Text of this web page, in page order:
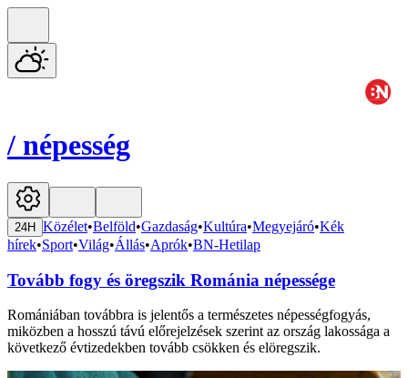
/ népesség
24H Közélet•Belföld•Gazdaság•Kultúra•Megyejáró•Kék
hírek•Sport•Világ•Állás•Aprók•BN-Hetilap
Tovább fogy és öregszik Románia népessége
Romániában továbbra is jelentős a természetes népességfogyás,
miközben a hosszú távú előrejelzések szerint az ország lakossága a
következő évtizedekben tovább csökken és elöregszik.